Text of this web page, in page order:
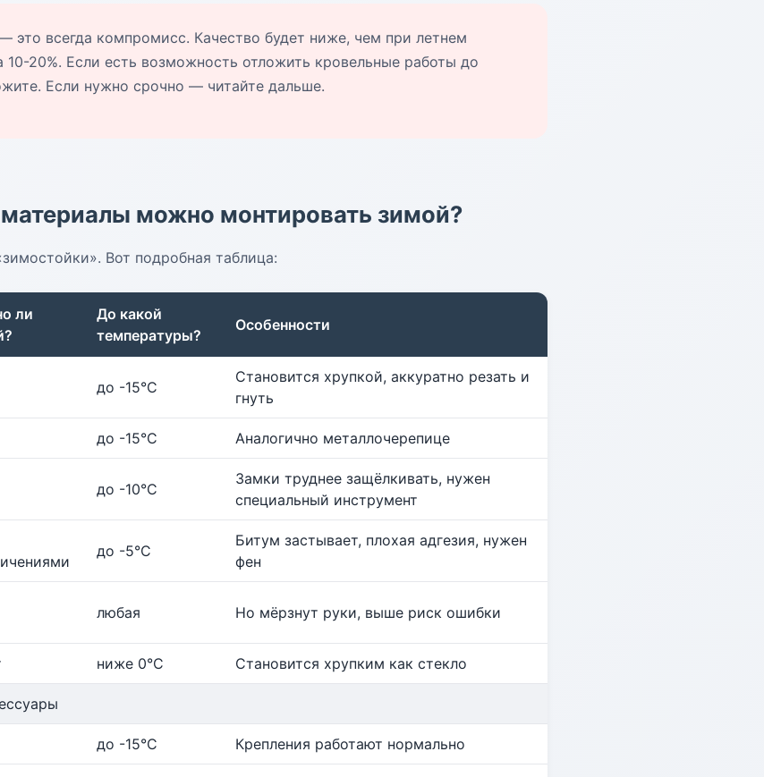
это всегда компромисс. Качество будет ниже, чем при летнем
20%. Если есть возможность отложить кровельные работы до
Если нужно срочно — читайте дальше.
можно монтировать зимой?
Вот подробная таблица:
ли
До какой
температуры?
Особенности
до -15°C
Становится хрупкой, аккуратно резать и
гнуть
до -15°C Аналогично металлочерепице
до -10°C
Замки труднее защёлкивать, нужен
специальный инструмент
до -5°C
Битум застывает, плохая адгезия, нужен
фен
любая Но мёрзнут руки, выше риск ошибки
ниже 0°C Становится хрупким как стекло
до -15°C Крепления работают нормально